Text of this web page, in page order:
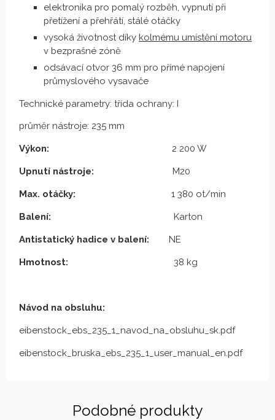
elektronika pro pomalý rozběh, vypnutí při
přetížení a přehřátí, stálé otáčky
vysoká životnost díky kolmému umístění motoru
v bezprašné zóně
odsávací otvor 36 mm pro přímé napojení
průmyslového vysavače
Technické parametry: třída ochrany: I
průměr nástroje: 235 mm
Výkon: 2 200 W
Upnutí nástroje: M20
Max. otáčky:1 380 ot/min
Balení: Karton
Antistatický hadice v balení: NE
Hmotnost:38 kg
Návod na obsluhu:
eibenstock_ebs_235_1_navod_na_obsluhu_sk.pdf
eibenstock_bruska_ebs_235_1_user_manual_en.pdf
Podobné produkty